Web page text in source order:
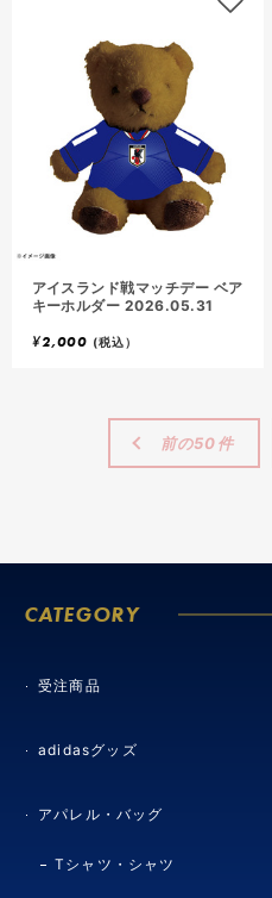
アイスランド戦マッチデー ベア
キーホルダー 2026.05.31
¥2,000 (税込）
前の50件
CATEGORY
受注商品
adidasグッズ
アパレル・バッグ
Tシャツ・シャツ